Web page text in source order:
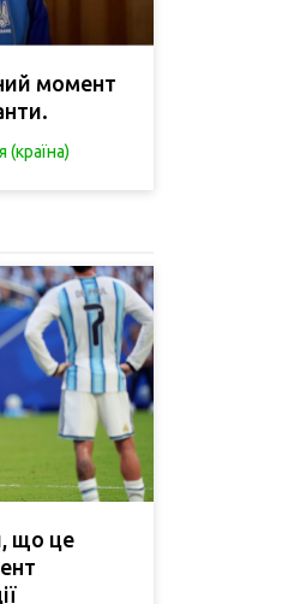
момент
(країна)
що це